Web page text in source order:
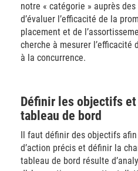
notre « catégorie » auprès
d’évaluer l’efficacité de la
placement et de
cherche à mesurer
à la concurrence.
Définir les objectifs
tableau de bord
Il faut définir des objectifs afin
d’action précis et définir la
tableau de bord résulte